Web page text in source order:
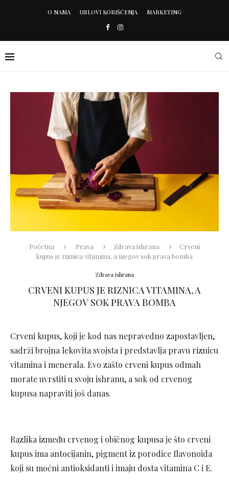
O NAMA USLOVI KORIŠĆENJA MARKETING
Početna Prava Zdrava ishrana
Crveni
kupus je riznica vitamina, a njegov sok prava bomba
Zdrava ishrana
CRVENI KUPUS JE RIZNICA VITAMINA, A
NJEGOV SOK PRAVA BOMBA
Crveni kupus, koji je kod nas nepravedno zapostavljen,
sadrži brojna lekovita svojsta i predstavlja pravu riznicu
vitamina i menerala. Evo zašto crveni kupus odmah
morate uvrstiti u svoju ishranu, a sok od crvenog
kupusa napraviti još danas.
Razlika između crvenog i običnog kupusa je što crveni
kupus ima antocijanin, pigment iz porodice flavonoida
koji su moćni antioksidanti i imaju dosta vitamina C i E.